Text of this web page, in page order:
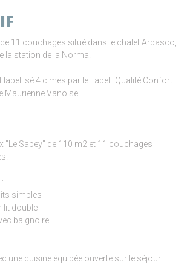
11 couchages situé dans le chalet Arbasco,
la station de la Norma.
labellisé 4 cimes par le Label "Qualité Confort
Maurienne Vanoise.
"Le Sapey" de 110 m2 et 11 couchages
simples
lit double
baignoire
une cuisine équipée ouverte sur le séjour